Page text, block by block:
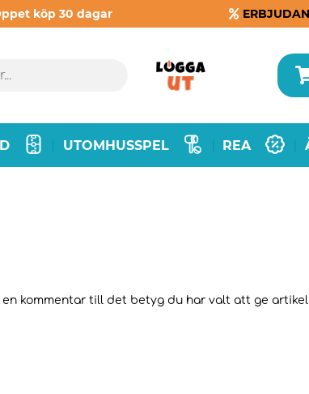
köp 30 dagar
UTOMHUSSPEL REA
kommentar till det betyg du har valt att ge